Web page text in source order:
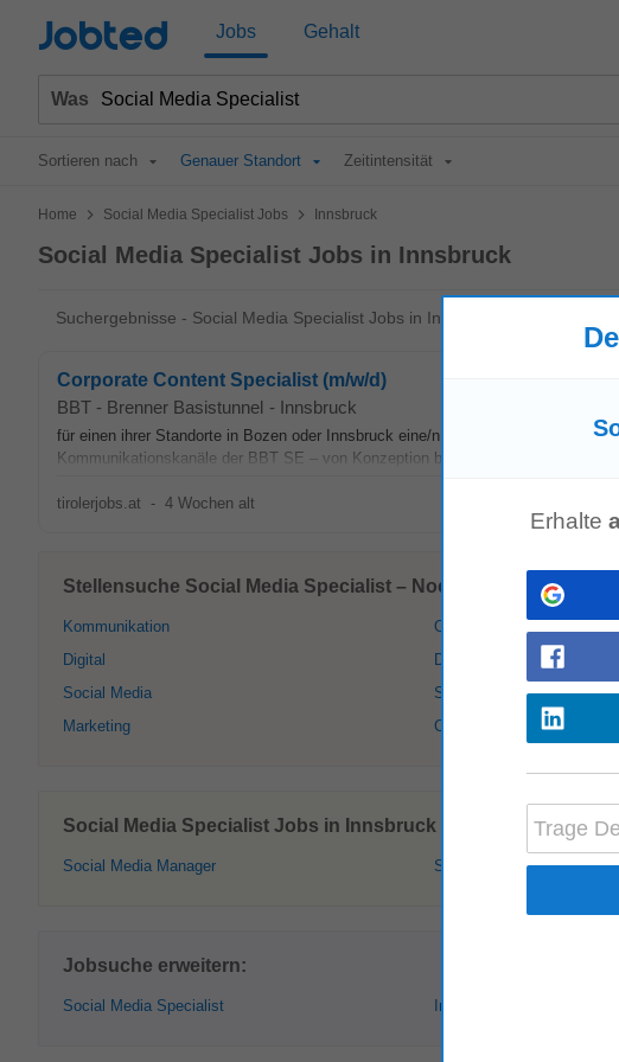
Jobted Jobs Gehalt
Was
Sortieren nach Genauer Standort Zeitintensität
Home > Social Media Specialist Jobs > Innsbruck
Social Media Specialist Jobs in Innsbruck
Suchergebnisse - Social Media Specialist Jobs in Innsbruck
Corporate Content Specialist (m/w/d)
BBT - Brenner Basistunnel - Innsbruck
für einen ihrer Standorte in Bozen oder Innsbruck eine/n Corporate Content
Kommunikationskanäle der BBT SE – von Konzeption bis zur textlichen oder
tirolerjobs.at - 4 Wochen alt
Stellensuche Social Media Specialist – Noch weitere
Kommunikation
Digital
Social Media
Marketing
Online Kommunikation
Digital Marketing
Social Network
Community Manager
Social Media Specialist Jobs in Innsbruck – Ähnliche
Social Media Manager Social Media English
Jobsuche erweitern:
Social Media Specialist Innsbruck
Erhalte